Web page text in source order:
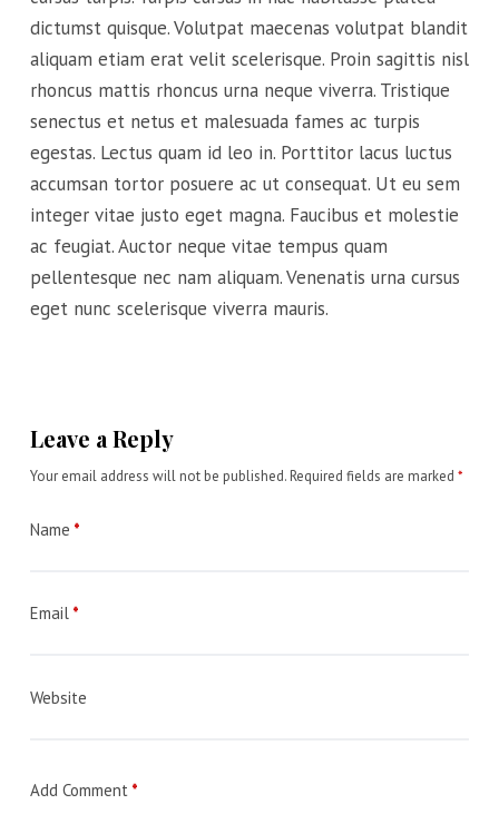
dictumst quisque. Volutpat maecenas volutpat blandit
aliquam etiam erat velit scelerisque. Proin sagittis nisl
rhoncus mattis rhoncus urna neque viverra. Tristique
senectus et netus et malesuada fames ac turpis
egestas. Lectus quam id leo in. Porttitor lacus luctus
accumsan tortor posuere ac ut consequat. Ut eu sem
integer vitae justo eget magna. Faucibus et molestie
ac feugiat. Auctor neque vitae tempus quam
pellentesque nec nam aliquam. Venenatis urna cursus
eget nunc scelerisque viverra mauris.
Leave a Reply
Your email address will not be published. Required fields are marked *
Name *
Email*
Website
Add Comment*